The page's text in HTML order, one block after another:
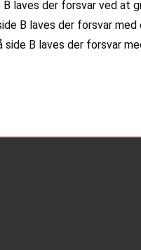
laves der forsvar ved
B laves der forsvar
side B laves der forsvar